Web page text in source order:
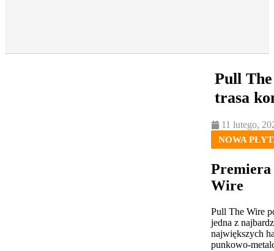
Pull
trasa
11 lutego,
NOWA
Premiera
Wire
Pull The Wire
jedna z
największych
punkowo-